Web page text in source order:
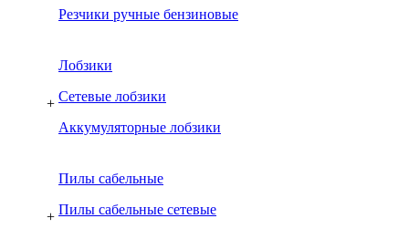
Резчики ручные бензиновые
+
Лобзики
Сетевые лобзики
Аккумуляторные лобзики
+
Пилы сабельные
Пилы сабельные сетевые